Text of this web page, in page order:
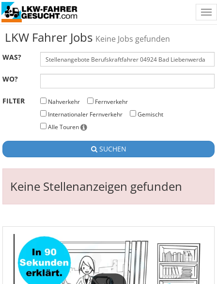
LKW Fahrer Jobs Keine Jobs gefunden
WAS?
WO?
FILTER Nahverkehr
Fernverkehr
Internationaler Fernverkehr
Gemischt
Alle Touren
SUCHEN
Keine Stellenanzeigen gefunden